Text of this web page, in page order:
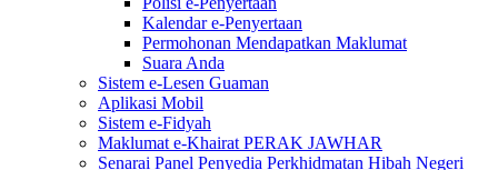
Kalendar e-Penyertaan
Permohonan Mendapatkan Maklumat
Suara Anda
Sistem e-Lesen Guaman
Aplikasi Mobil
Sistem e-Fidyah
Maklumat e-Khairat PERAK JAWHAR
Senarai Panel Penyedia Perkhidmatan Hibah Negeri